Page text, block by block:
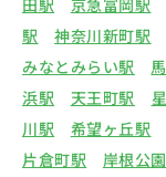
駅
神奈川新町駅
みなとみらい駅
浜駅
天王町駅
川駅
希望ヶ丘駅
片倉町駅
岸根公